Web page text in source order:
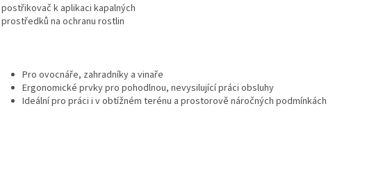
postřikovač k aplikaci kapalných
prostředků na ochranu rostlin
d
Pro ovocnáře, zahradníky a vinaře
Ergonomické prvky pro pohodlnou, nevysilující práci obsluhy
Ideální pro práci i v obtížném terénu a prostorově náročných podmínkách